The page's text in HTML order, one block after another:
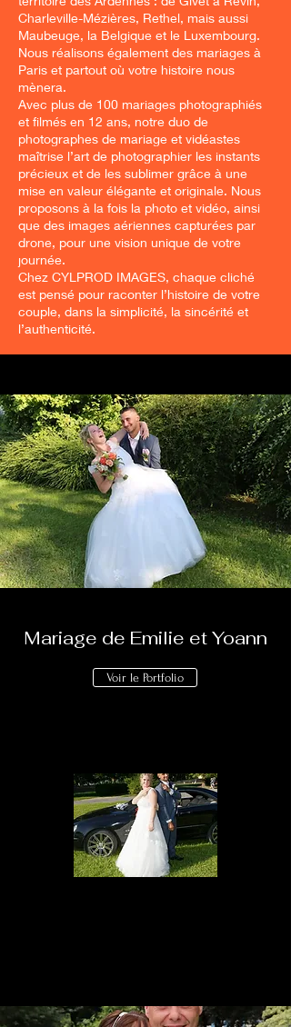
Charleville-Mézières, Rethel, mais aussi
Maubeuge, la Belgique et le Luxembourg.
Nous réalisons également des mariages à
Paris et partout où votre histoire nous
mènera.
Avec plus de 100 mariages photographiés
et filmés en 12 ans, notre duo de
photographes de mariage et vidéastes
maîtrise l’art de photographier les instants
précieux et de les sublimer grâce à une
mise en valeur élégante et originale. Nous
proposons à la fois la photo et vidéo, ainsi
que des images aériennes capturées par
drone, pour une vision unique de votre
journée.
Chez CYLPROD IMAGES, chaque cliché
est pensé pour raconter l’histoire de votre
couple, dans la simplicité, la sincérité et
l’authenticité.
Mariage de Emilie et Yoann
Voir le Portfolio